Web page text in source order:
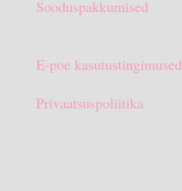
Sooduspakkumised
E-poe kasutustingimused
Privaatsuspoliitika